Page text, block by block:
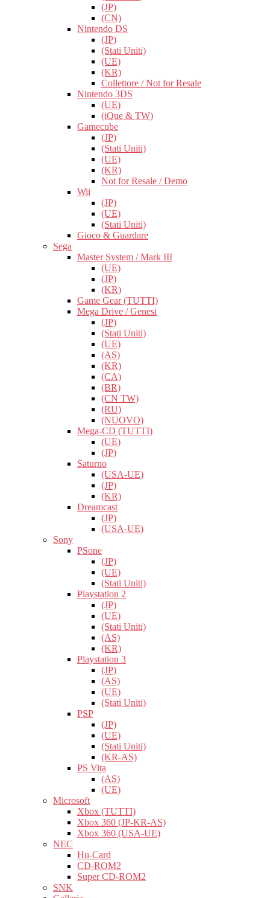
(JP)
(CN)
Nintendo DS
(JP)
(Stati Uniti)
(UE)
(KR)
Collettore / Not for Resale
Nintendo 3DS
(UE)
(iQue & TW)
Gamecube
(JP)
(Stati Uniti)
(UE)
(KR)
Not for Resale / Demo
Wii
(JP)
(UE)
(Stati Uniti)
Gioco & Guardare
Sega
Master System / Mark III
(UE)
(JP)
(KR)
Game Gear (TUTTI)
Mega Drive / Genesi
(JP)
(Stati Uniti)
(UE)
(AS)
(KR)
(CA)
(BR)
(CN TW)
(RU)
(NUOVO)
Mega-CD (TUTTI)
(UE)
(JP)
Saturno
(USA-UE)
(JP)
(KR)
Dreamcast
(JP)
(USA-UE)
Sony
PSone
(JP)
(UE)
(Stati Uniti)
Playstation 2
(JP)
(UE)
(Stati Uniti)
(AS)
(KR)
Playstation 3
(JP)
(AS)
(UE)
(Stati Uniti)
PSP
(JP)
(UE)
(Stati Uniti)
(KR-AS)
PS Vita
(AS)
(UE)
Microsoft
Xbox (TUTTI)
Xbox 360 (JP-KR-AS)
Xbox 360 (USA-UE)
NEC
Hu-Card
CD-ROM2
Super CD-ROM2
SNK